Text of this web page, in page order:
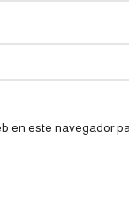
en este navegador